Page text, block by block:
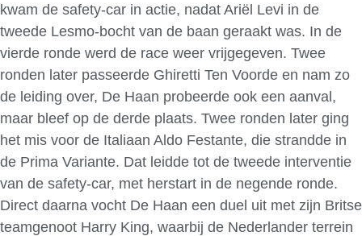
kwam de safety-car in actie, nadat Ariël Levi in de
tweede Lesmo-bocht van de baan geraakt was. In de
vierde ronde werd de race weer vrijgegeven. Twee
ronden later passeerde Ghiretti Ten Voorde en nam zo
de leiding over, De Haan probeerde ook een aanval,
maar bleef op de derde plaats. Twee ronden later ging
het mis voor de Italiaan Aldo Festante, die strandde in
de Prima Variante. Dat leidde tot de tweede interventie
van de safety-car, met herstart in de negende ronde.
Direct daarna vocht De Haan een duel uit met zijn Britse
teamgenoot Harry King, waarbij de Nederlander terrein